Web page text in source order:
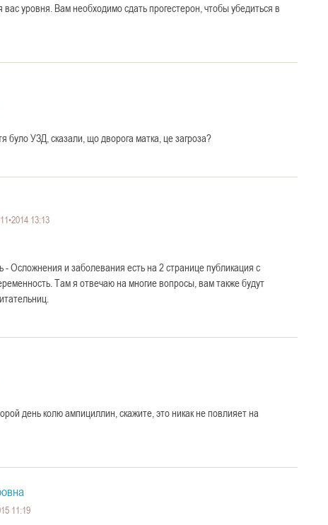
вас уровня. Вам необходимо сдать прогестерон, чтобы убедиться в
було УЗД, сказали, що дворога матка, це загроза?
13:13
Осложнения и заболевания есть на 2 странице публикация с
Там я отвечаю на многие вопросы, вам также будут
день колю ампициллин, скажите, это никак не повлияет на
11:19